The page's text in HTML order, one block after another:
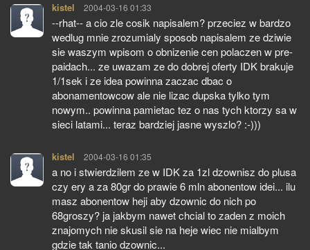
kistel pisze:
2004-03-16 01:33
--rhat-- a cio zle cosik napisalem? przeciez w bardzo
wedlug mnie zrozumialy sposob napisalem ze dziwie
sie waszym wpisom o obnizenie cen polaczen w pre-
paidach... ze uwazam ze do dobrej oferty IDK brakuje
1/1sek i ze idea powinna zaczac dbac o
abonamentowcow ale nie lizac dupska tylko tym
nowym.. powinna pamietac tez o nas tych ktorzy sa w
sieci latami... teraz bardziej jasne wyszlo? :-)))
kistel pisze:
2004-03-16 01:35
a no i stwierdzilem ze w IDK za 1zl dzownisz do plusa
czy ery a za 80gr do prawie 6 mln abonentow idei... ilu
masz abonentow heji aby dzownic do nich po
68groszy? ja jakbym nawet chcial to zaden z moich
znajomych nie skusil sie na heje wiec nie mialbym
gdzie tak tanio dzownic...